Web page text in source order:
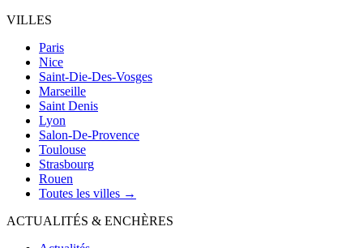
VILLES
Paris
Nice
Saint-Die-Des-Vosges
Marseille
Saint Denis
Lyon
Salon-De-Provence
Toulouse
Strasbourg
Rouen
Toutes les villes →
ACTUALITÉS & ENCHÈRES